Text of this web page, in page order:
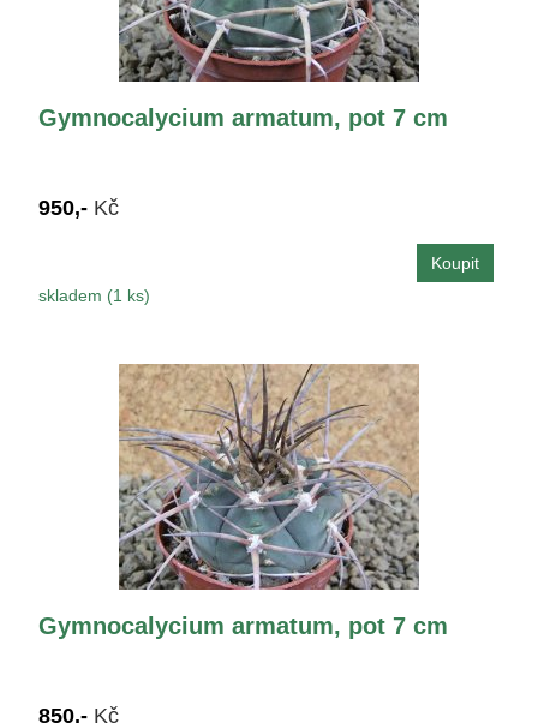
Gymnocalycium armatum, pot 7 cm
950,- Kč
skladem (1 ks)
Gymnocalycium armatum, pot 7 cm
850,- Kč